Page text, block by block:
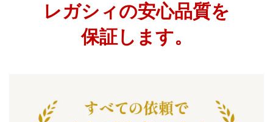
レガシィの安心品質を
保証します。